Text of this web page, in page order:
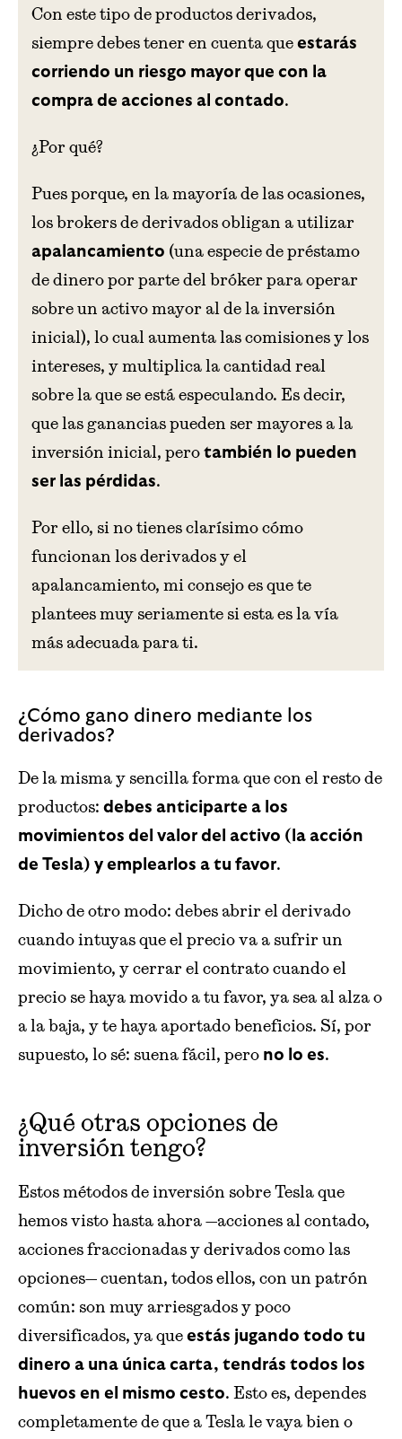
Con este tipo de productos derivados,
siempre debes tener en cuenta que estarás
corriendo un riesgo mayor que con la
compra de acciones al contado.
¿Por qué?
Pues porque, en la mayoría de las ocasiones,
los brokers de derivados obligan a utilizar
apalancamiento (una especie de préstamo
de dinero por parte del bróker para operar
sobre un activo mayor al de la inversión
inicial), lo cual aumenta las comisiones y los
intereses, y multiplica la cantidad real
sobre la que se está especulando. Es decir,
que las ganancias pueden ser mayores a la
inversión inicial, pero también lo pueden
ser las pérdidas.
Por ello, si no tienes clarísimo cómo
funcionan los derivados y el
apalancamiento, mi consejo es que te
plantees muy seriamente si esta es la vía
más adecuada para ti.
¿Cómo gano dinero mediante los
derivados?
De la misma y sencilla forma que con el resto de
productos: debes anticiparte a los
movimientos del valor del activo (la acción
de Tesla) y emplearlos a tu favor.
Dicho de otro modo: debes abrir el derivado
cuando intuyas que el precio va a sufrir un
movimiento, y cerrar el contrato cuando el
precio se haya movido a tu favor, ya sea al alza o
a la baja, y te haya aportado beneficios. Sí, por
supuesto, lo sé: suena fácil, pero no lo es.
¿Qué otras opciones de
inversión tengo?
Estos métodos de inversión sobre Tesla que
hemos visto hasta ahora —acciones al contado,
acciones fraccionadas y derivados como las
opciones— cuentan, todos ellos, con un patrón
común: son muy arriesgados y poco
diversificados, ya que estás jugando todo tu
dinero a una única carta, tendrás todos los
huevos en el mismo cesto. Esto es, dependes
completamente de que a Tesla le vaya bien o